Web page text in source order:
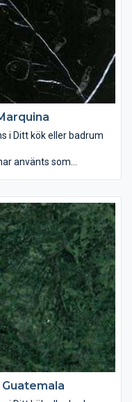
Behandling av sten
bänkskivan mot fläckar
i Ditt kök eller badrum
använts som
och lyxigt intryck.
som
fönsterbräda. Det
när det gäller marmor
prickiga. Vanligen är
mindre porösa,
Behandling av sten
bänkskivan mot fläckar